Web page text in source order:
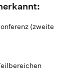
(zweite